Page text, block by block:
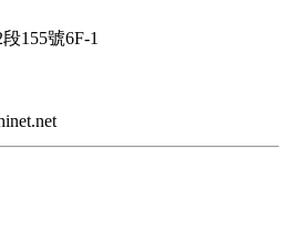
155號6F-1